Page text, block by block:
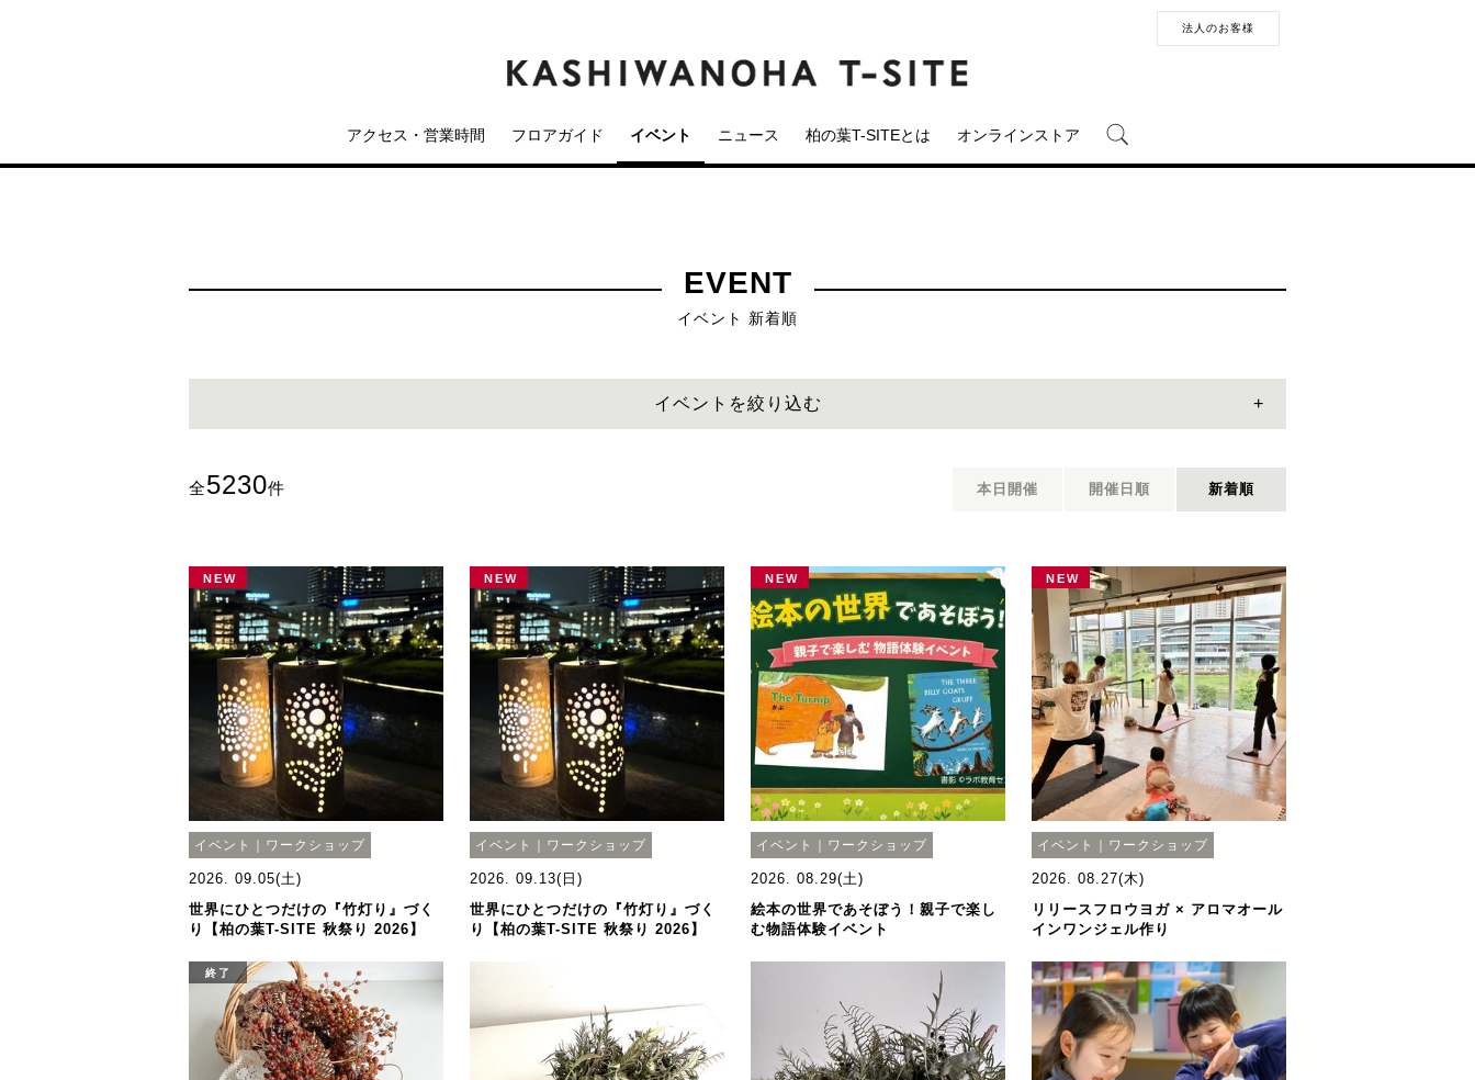
法人のお客様
アクセス・営業時間 フロアガイド イベント ニュース 柏の葉T-SITEとは オンラインストア
EVENT
イベント 新着順
イベントを絞り込む
全5230件 本日開催 開催日順 新着順
NEW
イベント｜ワークショップ
2026. 09.05(土)
世界にひとつだけの『竹灯り』づく
り【柏の葉T-SITE 秋祭り 2026】
NEW
イベント｜ワークショップ
2026. 09.13(日)
世界にひとつだけの『竹灯り』づく
り【柏の葉T-SITE 秋祭り 2026】
NEW
イベント｜ワークショップ
2026. 08.29(土)
絵本の世界であそぼう！親子で楽し
む物語体験イベント
NEW
イベント｜ワークショップ
2026. 08.27(木)
リリースフロウヨガ × アロマオール
インワンジェル作り
終了